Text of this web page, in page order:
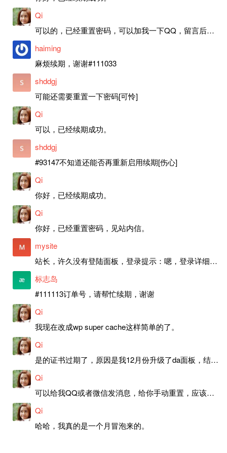
Qi
可以的，已经重置密码，可以加我一下QQ，留言后我就发密码给你。
haiming
麻烦续期，谢谢#111033
shddgj
可能还需要重置一下密码[可怜]
Qi
可以，已经续期成功。
shddgj
#93147不知道还能否再重新启用续期[伤心]
Qi
你好，已经续期成功。
Qi
你好，已经重置密码，见站内信。
mysite
站长，许久没有登陆面板，登录提示：嗯，登录详细信息似乎不正确。请重试。 网站还可以正常使用。如果是密码问题请帮忙重置一下密码。谢谢。订单号：97790，账号：aa20210950。 站长，提交了工单，你回复续期成功，不过我的问题是面部登陆信息有问题，一直是初始密码，现在无法登陆，有时间麻烦排查一下。
标志岛
#111113订单号，请帮忙续期，谢谢
Qi
我现在改成wp super cache这样简单的了。
Qi
是的证书过期了，原因是我12月份升级了da面板，结果后台证书就不更新了，目前还在排查问题。切换PHP版本现在没有了，因为DA新版不支持。
Qi
可以给我QQ或者微信发消息，给你手动重置，应该是服务器插件有问题了，这个wp的主题太老了，导致现在好多的问题，网站的签到功能也是因为这个原因导致的。
Qi
哈哈，我真的是一个月冒泡来的。